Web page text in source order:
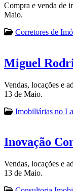
Compra e venda de
Maio.
Corretores de
Miguel
Vendas, locações e
13 de Maio.
Imobiliárias no
Inovação
Vendas, locações e
13 de Maio.